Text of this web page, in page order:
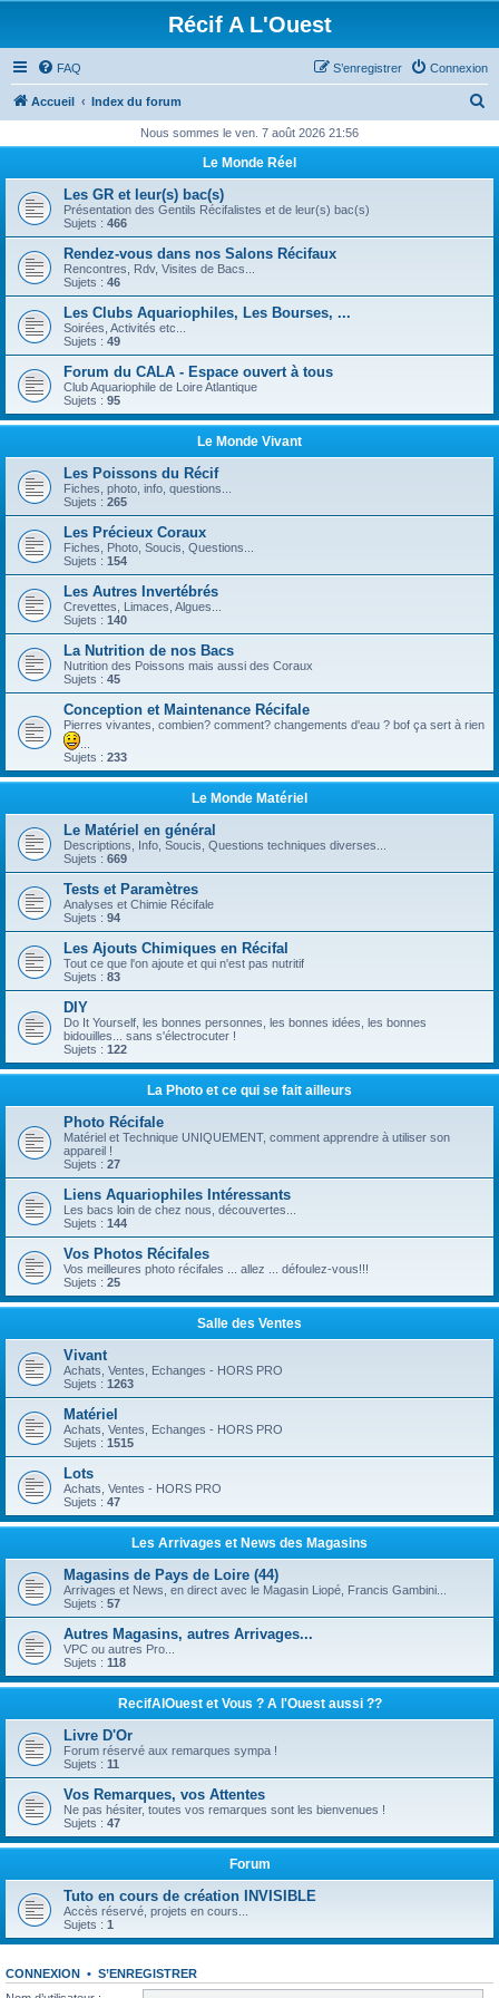
Récif A L'Ouest
FAQ Connexion
S’enregistrer
Accueil Index du forum
h
r
Nous sommes le ven. 7 août 2026 21:56
Le Monde Réel
Les GR et leur(s) bac(s)
Présentation des Gentils Récifalistes et de leur(s) bac(s)
Sujets : 466
Rendez-vous dans nos Salons Récifaux
Rencontres, Rdv, Visites de Bacs...
Sujets : 46
Les Clubs Aquariophiles, Les Bourses, ...
Soirées, Activités etc...
Sujets : 49
Forum du CALA - Espace ouvert à tous
Club Aquariophile de Loire Atlantique
Sujets : 95
Le Monde Vivant
Les Poissons du Récif
Fiches, photo, info, questions...
Sujets : 265
Les Précieux Coraux
Fiches, Photo, Soucis, Questions...
Sujets : 154
Les Autres Invertébrés
Crevettes, Limaces, Algues...
Sujets : 140
La Nutrition de nos Bacs
Nutrition des Poissons mais aussi des Coraux
Sujets : 45
Conception et Maintenance Récifale
Pierres vivantes, combien? comment? changements d'eau ? bof ça sert à rien
Sujets : 233
Le Monde Matériel
Le Matériel en général
Descriptions, Info, Soucis, Questions techniques diverses...
Sujets : 669
Tests et Paramètres
Analyses et Chimie Récifale
Sujets : 94
Les Ajouts Chimiques en Récifal
Tout ce que l'on ajoute et qui n'est pas nutritif
Sujets : 83
DIY
Do It Yourself, les bonnes personnes, les bonnes idées, les bonnes
bidouilles... sans s'électrocuter !
Sujets : 122
La Photo et ce qui se fait ailleurs
Photo Récifale
Matériel et Technique UNIQUEMENT, comment apprendre à utiliser son
appareil !
Sujets : 27
Liens Aquariophiles Intéressants
Les bacs loin de chez nous, découvertes...
Sujets : 144
Vos Photos Récifales
Vos meilleures photo récifales ... allez ... défoulez-vous!!!
Sujets : 25
Salle des Ventes
Vivant
Achats, Ventes, Echanges - HORS PRO
Sujets : 1263
Matériel
Achats, Ventes, Echanges - HORS PRO
Sujets : 1515
Lots
Achats, Ventes - HORS PRO
Sujets : 47
Les Arrivages et News des Magasins
Magasins de Pays de Loire (44)
Arrivages et News, en direct avec le Magasin Liopé, Francis Gambini...
Sujets : 57
Autres Magasins, autres Arrivages...
VPC ou autres Pro...
Sujets : 118
RecifAlOuest et Vous ? A l'Ouest aussi ??
Livre D'Or
Forum réservé aux remarques sympa !
Sujets : 11
Vos Remarques, vos Attentes
Ne pas hésiter, toutes vos remarques sont les bienvenues !
Sujets : 47
Forum
Tuto en cours de création INVISIBLE
Accès réservé, projets en cours...
Sujets : 1
CONNEXION • S’ENREGISTRER